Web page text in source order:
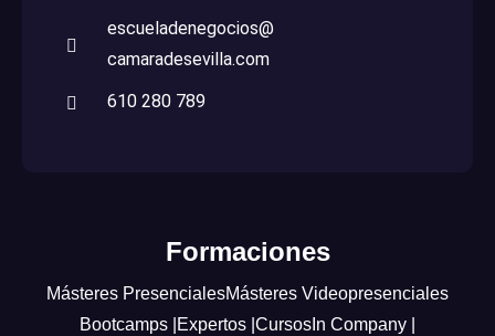
escueladenegocios@
camaradesevilla.com
610 280 789
Formaciones
Másteres PresencialesMásteres Videopresenciales
Bootcamps | Expertos | Cursos In Company |